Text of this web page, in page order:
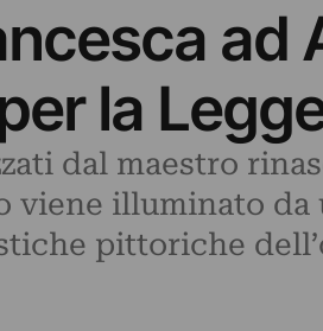
ad
la
dal maestro
viene illuminato
pittoriche